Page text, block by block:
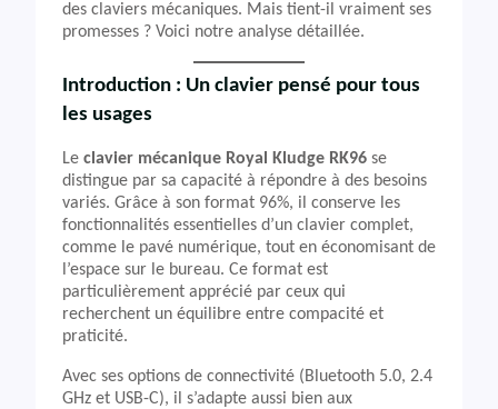
des claviers mécaniques. Mais tient-il vraiment ses
promesses ? Voici notre analyse détaillée.
Introduction : Un clavier pensé pour tous
les usages
Le clavier mécanique Royal Kludge RK96 se
distingue par sa capacité à répondre à des besoins
variés. Grâce à son format 96%, il conserve les
fonctionnalités essentielles d’un clavier complet,
comme le pavé numérique, tout en économisant de
l’espace sur le bureau. Ce format est
particulièrement apprécié par ceux qui
recherchent un équilibre entre compacité et
praticité.
Avec ses options de connectivité (Bluetooth 5.0, 2.4
GHz et USB-C), il s’adapte aussi bien aux